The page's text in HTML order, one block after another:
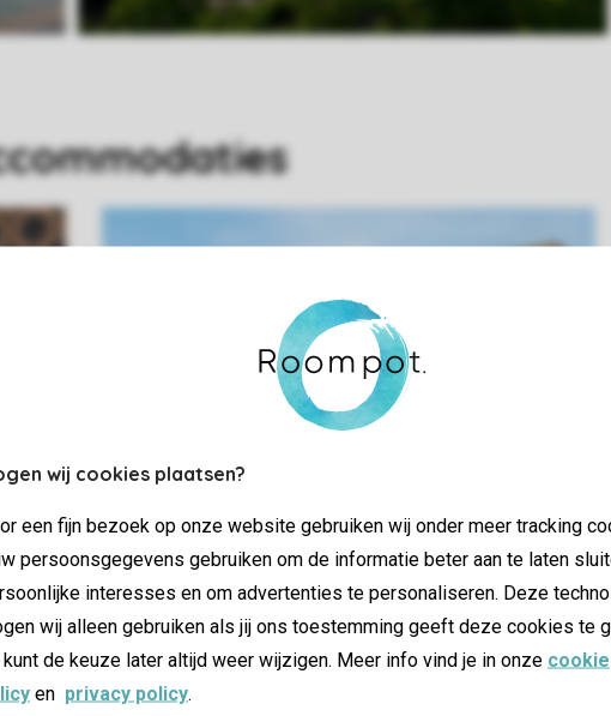
wij cookies plaatsen?
een fijn bezoek op onze website gebruiken wij onder meer tracking
persoonsgegevens gebruiken om de informatie beter aan te laten
interesses en om advertenties te personaliseren. Deze
wij alleen gebruiken als jij ons toestemming geeft deze cookies te
de keuze later altijd weer wijzigen. Meer info vind je in onze cookie
en privacy policy.